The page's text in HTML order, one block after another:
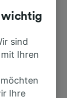
geben als
wichtig
sind
Ihren
Ihre